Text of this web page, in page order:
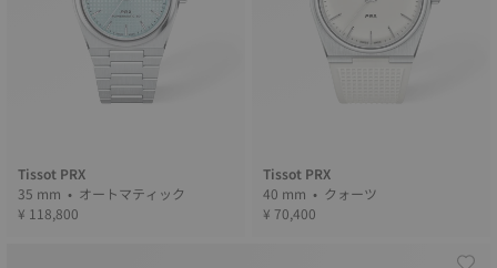
Tissot PRX
35 mm • オートマティック
¥ 118,800
Tissot PRX
40 mm • クォーツ
¥ 70,400